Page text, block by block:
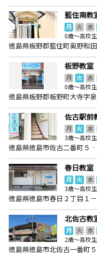
藍住南教
月 火 水
0歳～高校生
徳島県板野郡藍住町奥野和
板野教室
月 火 水
0歳～高校生
徳島県板野郡板野町大寺字
佐古駅前
月 火 水
3歳～高校生
徳島県徳島市佐古二番町
春日教室
月 火 水
3歳～高校生
徳島県徳島市春日２丁目１－
北佐古教
月 火 水
2歳～高校生
徳島県徳島市北佐古一番町